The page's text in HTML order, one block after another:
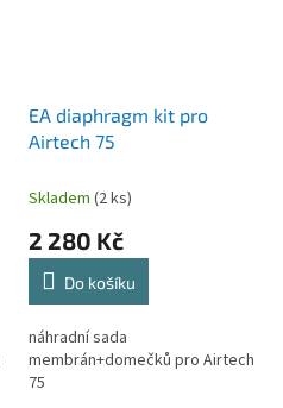
EA diaphragm kit pro
Airtech 75
Skladem (2 ks)
2 280 Kč
Do košíku
náhradní sada
membrán+domečků pro Airtech
75